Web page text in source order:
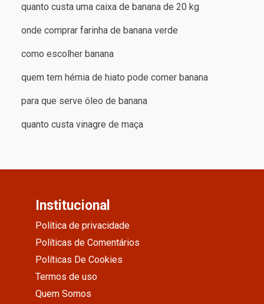
quanto custa uma caixa de banana de 20 kg
onde comprar farinha de banana verde
como escolher banana
quem tem hérnia de hiato pode comer banana
para que serve óleo de banana
quanto custa vinagre de maça
Institucional
Política de privacidade
Políticas de Comentários
Políticas De Cookies
Termos de uso
Quem Somos